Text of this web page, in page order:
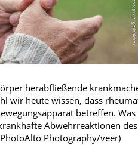
herabfließende
wir heute wissen, dass
betreffen.
Abwehrreaktionen
Photography/veer)